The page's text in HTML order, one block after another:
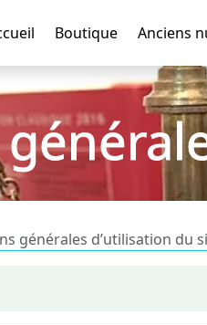
Boutique Anciens
générales d’utilisation du